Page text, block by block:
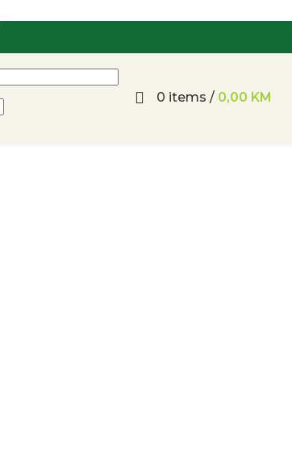
0 items / 0,00 KM